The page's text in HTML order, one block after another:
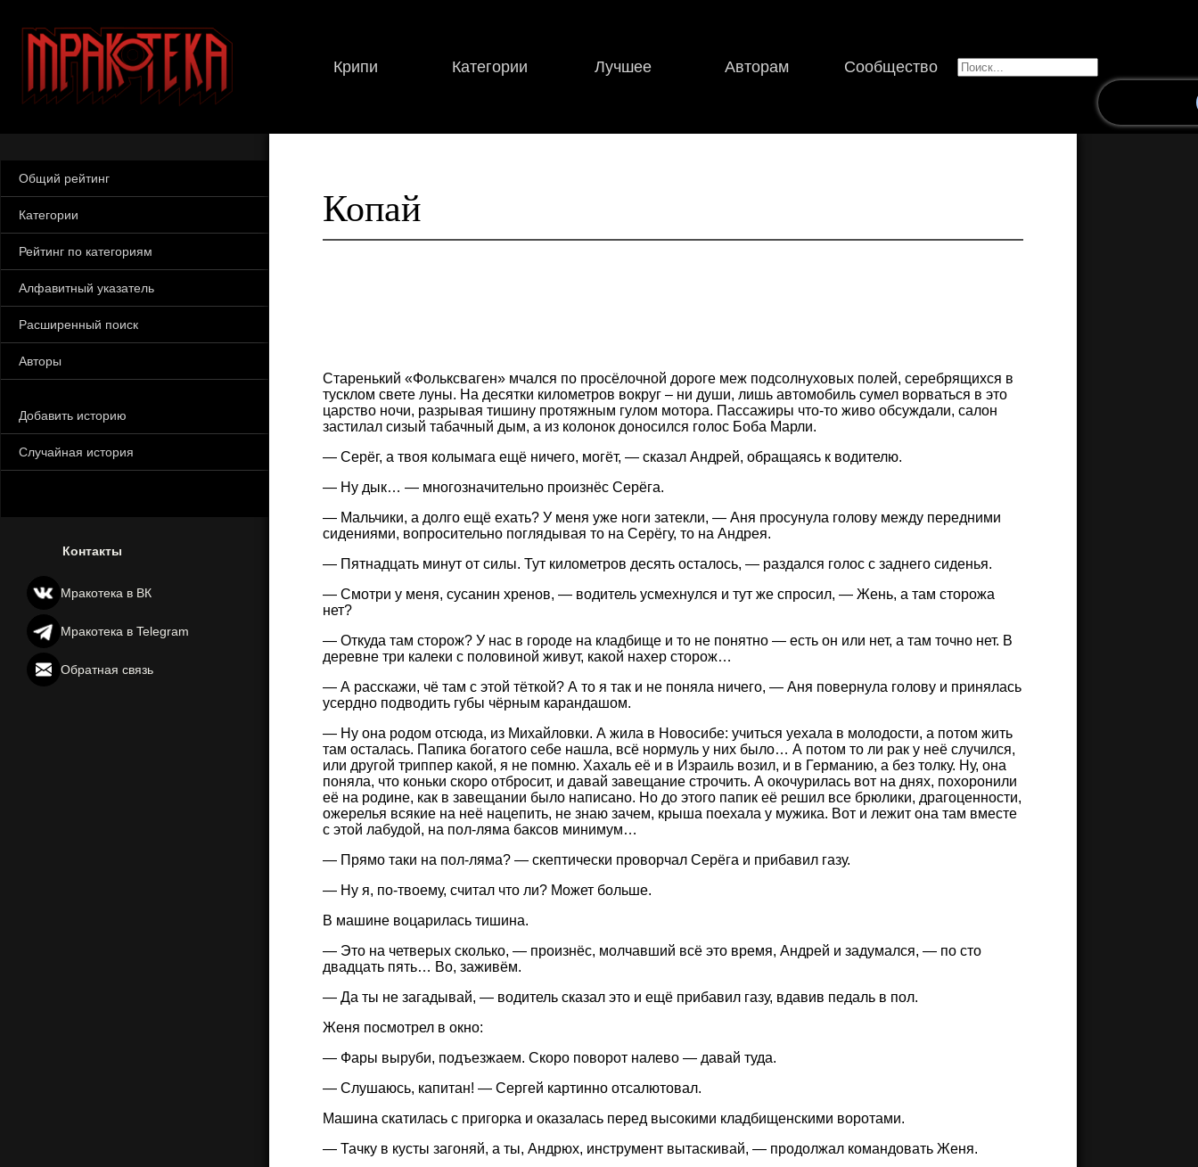
Крипи Категории Лучшее Авторам Сообщество
Общий рейтинг
Категории
Рейтинг по категориям
Алфавитный указатель
Расширенный поиск
Авторы
Добавить историю
Случайная история
Контакты
Мракотека в ВК
Мракотека в Telegram
Обратная связь
Копай
Старенький «Фольксваген» мчался по просёлочной дороге меж подсолнуховых полей, серебрящихся в
тусклом свете луны. На десятки километров вокруг – ни души, лишь автомобиль сумел ворваться в это
царство ночи, разрывая тишину протяжным гулом мотора. Пассажиры что-то живо обсуждали, салон
застилал сизый табачный дым, а из колонок доносился голос Боба Марли.
— Серёг, а твоя колымага ещё ничего, могёт, — сказал Андрей, обращаясь к водителю.
— Ну дык… — многозначительно произнёс Серёга.
— Мальчики, а долго ещё ехать? У меня уже ноги затекли, — Аня просунула голову между передними
сидениями, вопросительно поглядывая то на Серёгу, то на Андрея.
— Пятнадцать минут от силы. Тут километров десять осталось, — раздался голос с заднего сиденья.
— Смотри у меня, сусанин хренов, — водитель усмехнулся и тут же спросил, — Жень, а там сторожа
нет?
— Откуда там сторож? У нас в городе на кладбище и то не понятно — есть он или нет, а там точно нет. В
деревне три калеки с половиной живут, какой нахер сторож…
— А расскажи, чё там с этой тёткой? А то я так и не поняла ничего, — Аня повернула голову и принялась
усердно подводить губы чёрным карандашом.
— Ну она родом отсюда, из Михайловки. А жила в Новосибе: учиться уехала в молодости, а потом жить
там осталась. Папика богатого себе нашла, всё нормуль у них было… А потом то ли рак у неё случился,
или другой триппер какой, я не помню. Хахаль её и в Израиль возил, и в Германию, а без толку. Ну, она
поняла, что коньки скоро отбросит, и давай завещание строчить. А окочурилась вот на днях, похоронили
её на родине, как в завещании было написано. Но до этого папик её решил все брюлики, драгоценности,
ожерелья всякие на неё нацепить, не знаю зачем, крыша поехала у мужика. Вот и лежит она там вместе
с этой лабудой, на пол-ляма баксов минимум…
— Прямо таки на пол-ляма? — скептически проворчал Серёга и прибавил газу.
— Ну я, по-твоему, считал что ли? Может больше.
В машине воцарилась тишина.
— Это на четверых сколько, — произнёс, молчавший всё это время, Андрей и задумался, — по сто
двадцать пять… Во, заживём.
— Да ты не загадывай, — водитель сказал это и ещё прибавил газу, вдавив педаль в пол.
Женя посмотрел в окно:
— Фары выруби, подъезжаем. Скоро поворот налево — давай туда.
— Слушаюсь, капитан! — Сергей картинно отсалютовал.
Машина скатилась с пригорка и оказалась перед высокими кладбищенскими воротами.
— Тачку в кусты загоняй, а ты, Андрюх, инструмент вытаскивай, — продолжал командовать Женя.